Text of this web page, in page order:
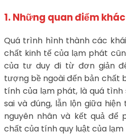
1. Những quan điểm
Quá trình hình thành các
chất kinh tế của lạm phát
của tư duy đi từ đơn giản
tượng bề ngoài đến bản chất
tính của lạm phát, là quá tình
sai và đúng, lẫn lộn giữa
nguyên nhân và kết quả để
chất của tính quy luật của lạm